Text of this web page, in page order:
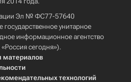
Эл № ФС77-57640
унитарное
информационное агентство
сегодня»).
материалов
технологий